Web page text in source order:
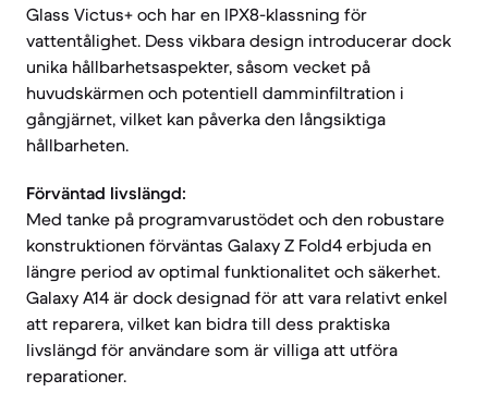
Glass Victus+ och har en IPX8-klassning för
vattentålighet. Dess vikbara design introducerar dock
unika hållbarhetsaspekter, såsom vecket på
huvudskärmen och potentiell damminfiltration i
gångjärnet, vilket kan påverka den långsiktiga
hållbarheten.
Förväntad livslängd:
Med tanke på programvarustödet och den robustare
konstruktionen förväntas Galaxy Z Fold4 erbjuda en
längre period av optimal funktionalitet och säkerhet.
Galaxy A14 är dock designad för att vara relativt enkel
att reparera, vilket kan bidra till dess praktiska
livslängd för användare som är villiga att utföra
reparationer.